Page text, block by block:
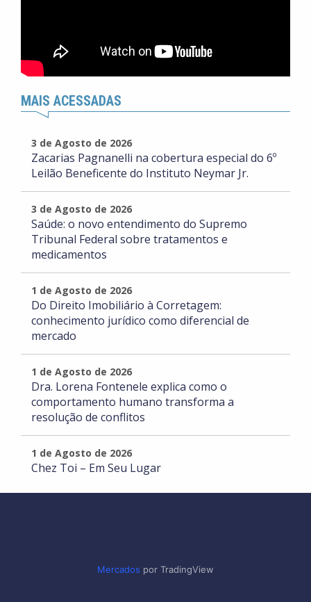
MAIS ACESSADAS
3 de Agosto de 2026
Zacarias Pagnanelli na cobertura especial do 6º
Leilão Beneficente do Instituto Neymar Jr.
3 de Agosto de 2026
Saúde: o novo entendimento do Supremo
Tribunal Federal sobre tratamentos e
medicamentos
1 de Agosto de 2026
Do Direito Imobiliário à Corretagem:
conhecimento jurídico como diferencial de
mercado
1 de Agosto de 2026
Dra. Lorena Fontenele explica como o
comportamento humano transforma a
resolução de conflitos
1 de Agosto de 2026
Chez Toi – Em Seu Lugar
Mercados por TradingView